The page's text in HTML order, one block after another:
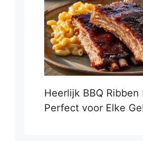
Heerlijk BBQ Ribben
Perfect voor Elke